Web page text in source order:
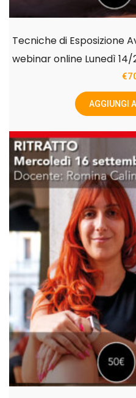
Tecniche di Esposizione
webinar online Lunedì
€
AGGIUNGI